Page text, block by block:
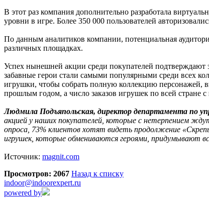
В этот раз компания дополнительно разработала
уровни в игре. Более 350 000 пользователей
По данным аналитиков компании, потенциальная
различных площадках.
Успех нынешней акции среди покупателей
забавные герои стали самыми популярными среди всех
игрушки, чтобы собрать полную коллекцию персонажей,
прошлым годом, а число заказов игрушек по всей
Людмила Подъяпольская, директор департамента по
акцией у наших покупателей, которые с нетерпением
опроса, 73% клиентов хотят видеть продолжение
игрушек, которые обмениваются героями, придумывают
Источник: magnit.com
Просмотров: 2067 Назад к списку
indoor@indoorexpert.ru
powered by